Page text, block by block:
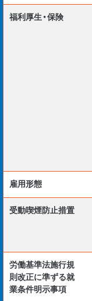
福利厚生・保険
雇用形態
受動喫煙防⽌措置
労働基準法施行規
則改正に準ずる就
業条件明示事項